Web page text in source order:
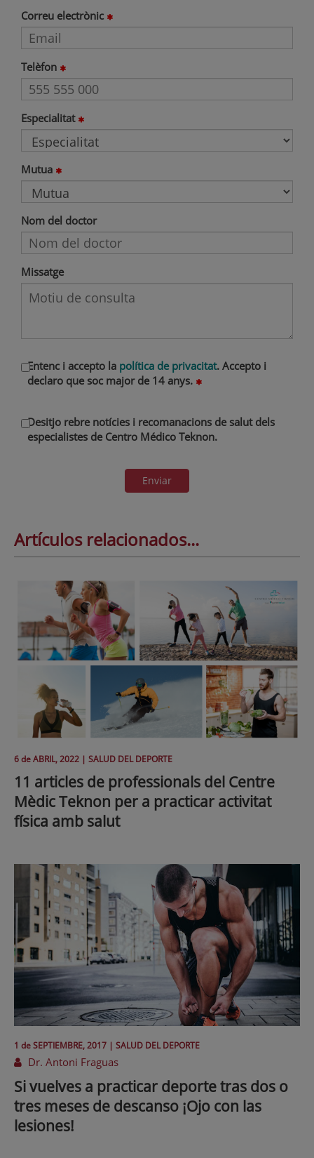
Correu electrònic
Telèfon
Especialitat
Mutua
Nom del doctor
Missatge
Entenc i accepto la política de privacitat. Accepto i
declaro que soc major de 14 anys.
Desitjo rebre notícies i recomanacions de salut dels
especialistes de Centro Médico Teknon.
Enviar
Artículos relacionados...
6 deABRIL, 2022 | SALUD DEL DEPORTE
11 articles de professionals del Centre
Mèdic Teknon per a practicar activitat
física amb salut
1 deSEPTIEMBRE, 2017 | SALUD DEL DEPORTE
Dr. Antoni Fraguas
Si vuelves a practicar deporte tras dos o
tres meses de descanso ¡Ojo con las
lesiones!